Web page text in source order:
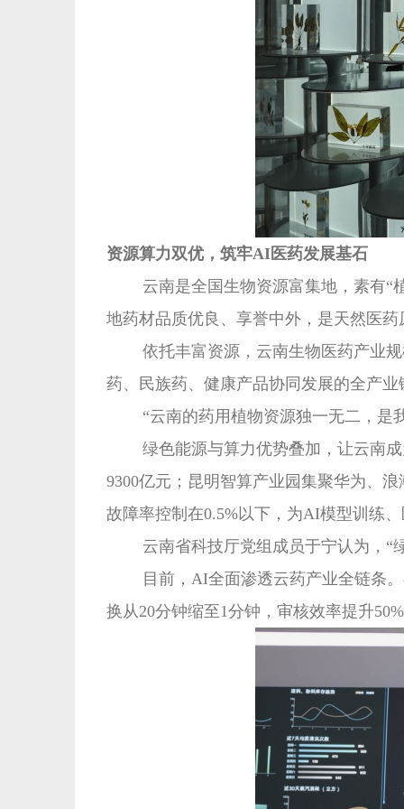
资源算力双优，筑牢AI医药发展基石
云南是全国生物资源富集地，素有“
地药材品质优良、享誉中外，是天然医药
依托丰富资源，云南生物医药产业
药、民族药、健康产品协同发展的全产业
“云南的药用植物资源独一无二，
绿色能源与算力优势叠加，让云南
9300亿元；昆明智算产业园集聚华为、
故障率控制在0.5%以下，为AI模型训练
云南省科技厅党组成员于宁认为，“
目前，AI全面渗透云药产业全链条
换从20分钟缩至1分钟，审核效率提升